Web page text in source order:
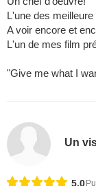
L'une des
A voir encore et
L'un de mes film
"Give me what I
Un
5,0